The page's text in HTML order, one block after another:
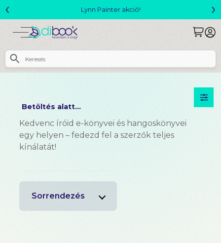
Megjelent!
‹ ›
Betöltés alatt...
Kedvenc íróid e-könyvei és hangoskönyvei
egy helyen – fedezd fel a szerzők teljes
kínálatát!
Sorrendezés